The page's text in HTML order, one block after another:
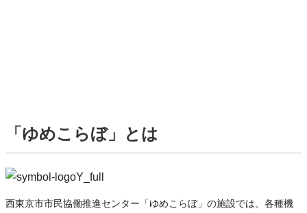
「ゆめこらぼ」とは
西東京市市民協働推進センター「ゆめこらぼ」の施設では、各種機